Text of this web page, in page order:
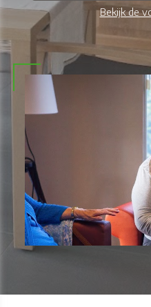
Bekijk de